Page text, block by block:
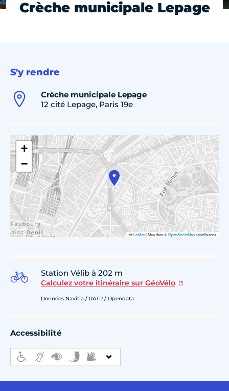
Crèche municipale Lepage
S'y rendre
Crèche municipale Lepage
12 cité Lepage, Paris 19e
+
−
Leaflet|Map data ©OpenStreetMapcontributors
Station Vélib à 202 m
Calculez votre itinéraire sur GéoVélo
Données Navitia / RATP / Opendata
Accessibilité